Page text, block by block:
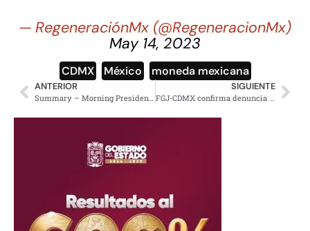
— RegeneraciónMx (@RegeneracionMx)
May 14, 2023
CDMX México moneda mexicana
ANTERIOR
Summary – Morning Presidential Press Conference – Friday, August 25, 2023
SIGUIENTE
FGJ-CDMX confirma denuncia de Miguel Bosé por robo de su casa